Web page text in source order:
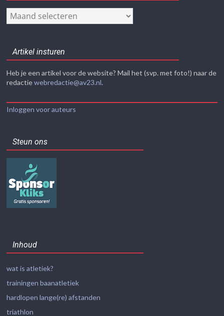
Nieuwsarchief
Artikel insturen
Heb je een artikel voor de website? Mail het (svp. met foto!) naar de
redactiewebredactie@av23.nl.
Inloggen voor auteurs
Steun ons
Inhoud
wat is atletiek?
trainingen baanatletiek
hardlopen lange(re) afstanden
triathlon